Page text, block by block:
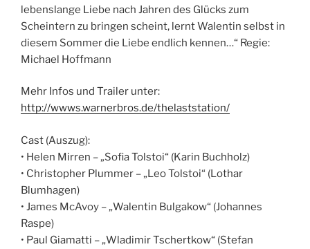
lebenslange Liebe nach Jahren des Glücks zum
Scheintern zu bringen scheint, lernt Walentin selbst in
diesem Sommer die Liebe endlich kennen…“ Regie:
Michael Hoffmann
Mehr Infos und Trailer unter:
http://wwws.warnerbros.de/thelaststation/
Cast (Auszug):
• Helen Mirren – „Sofia Tolstoi“ (Karin Buchholz)
• Christopher Plummer – „Leo Tolstoi“ (Lothar
Blumhagen)
• James McAvoy – „Walentin Bulgakow“ (Johannes
Raspe)
• Paul Giamatti – „Wladimir Tschertkow“ (Stefan